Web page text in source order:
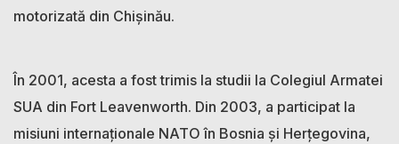
motorizată din Chișinău.
În 2001, acesta a fost trimis la studii la Colegiul Armatei
SUA din Fort Leavenworth. Din 2003, a participat la
misiuni internaționale NATO în Bosnia și Herțegovina,